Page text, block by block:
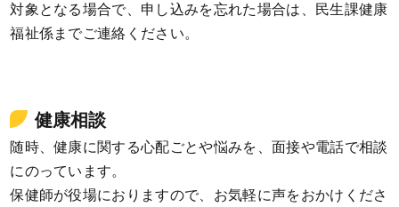
対象となる場合で、申し込みを忘れた場合は、民生課健康
福祉係までご連絡ください。
健康相談
随時、健康に関する心配ごとや悩みを、面接や電話で相談
にのっています。
保健師が役場におりますので、お気軽に声をおかけくださ